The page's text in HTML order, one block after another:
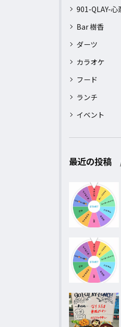
901-QLAY-心
Bar 樹香
ダーツ
カラオケ
フード
ランチ
イベント
最近の投稿